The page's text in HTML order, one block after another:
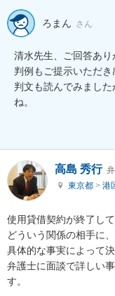
ろまん さん
清水先生、ご回答あり
判例もご提示いただき
判文も読んでみまし
ね。
高島 秀行
東京都 > 港
使用貸借契約が終了し
どういう関係の相手に
具体的な事実によって
弁護士に面談で詳しい
す。